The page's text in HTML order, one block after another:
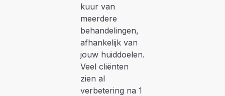
kuur van
meerdere
behandelingen,
afhankelijk van
jouw huiddoelen.
Veel cliënten
zien al
verbetering na 1